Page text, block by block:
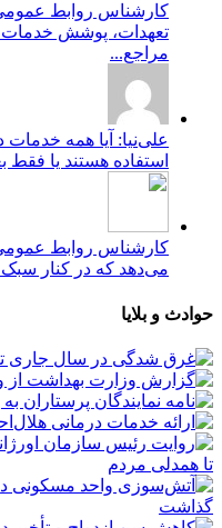
کارشناس روابط
تعهدات، پوشش خدمات
مراجع...
علی‌نیا: آیا همه خدمات
استفاده هستند یا
کارشناس روابط عمومی:
می‌دهد که در کنار
حوادث و بلایا